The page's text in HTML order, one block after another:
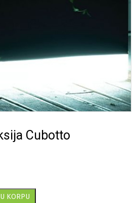
Cubotto
KORPU